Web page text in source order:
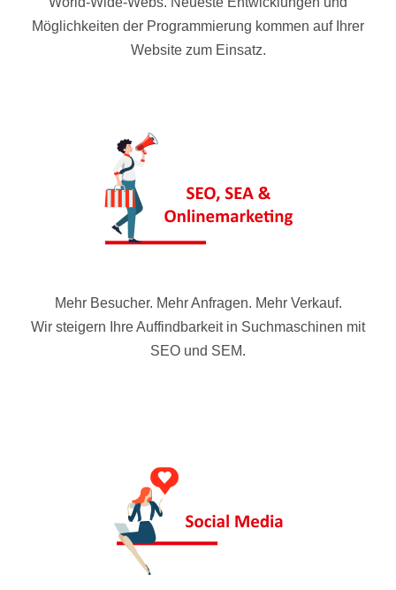
Möglichkeiten der Programmierung kommen auf Ihrer
Website zum Einsatz.
Mehr Besucher. Mehr Anfragen. Mehr Verkauf.
Wir steigern Ihre Auffindbarkeit in Suchmaschinen mit
SEO und SEM.